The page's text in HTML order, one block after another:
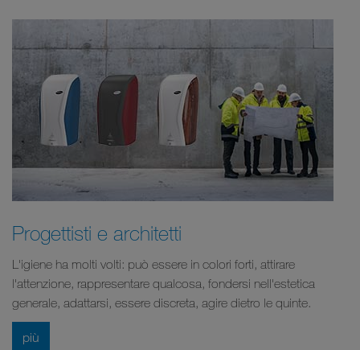
Progettisti e architetti
L'igiene ha molti volti: può essere in colori forti, attirare
l'attenzione, rappresentare qualcosa, fondersi nell'estetica
generale, adattarsi, essere discreta, agire dietro le quinte.
più